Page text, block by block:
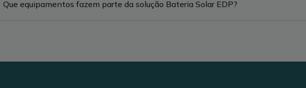
Que equipamentos fazem parte da solução Bateria Solar EDP?